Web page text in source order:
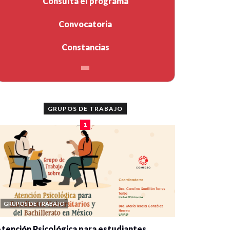
Convocatoria
Constancias
GRUPOS DE TRABAJO
1
GRUPOS DE TRABAJO